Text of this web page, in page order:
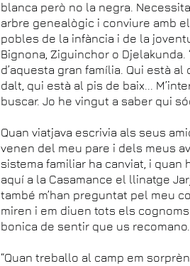
blanca però no la negra.
arbre genealògic i conviure amb
pobles de la infància i de la
Bignona, Ziguinchor o
d’aquesta gran família. Qui està
dalt, qui està al pis de baix...
buscar. Jo he vingut a saber qui
Quan viatjava escrivia als seus
venen del meu pare i dels meus
sistema familiar ha canviat, i
aquí a la Casamance el llinatge
també m’han preguntat pel meu
miren i em diuen tots els
bonica de sentir que us
“Quan treballo al camp em